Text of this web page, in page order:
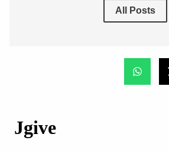
All Posts